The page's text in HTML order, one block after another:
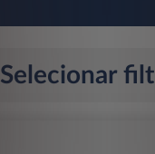
Selecionar